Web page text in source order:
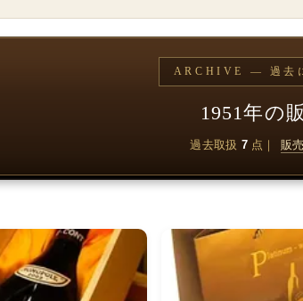
ARCHIVE — 過去
1951年の
過去取扱 7点｜ 販